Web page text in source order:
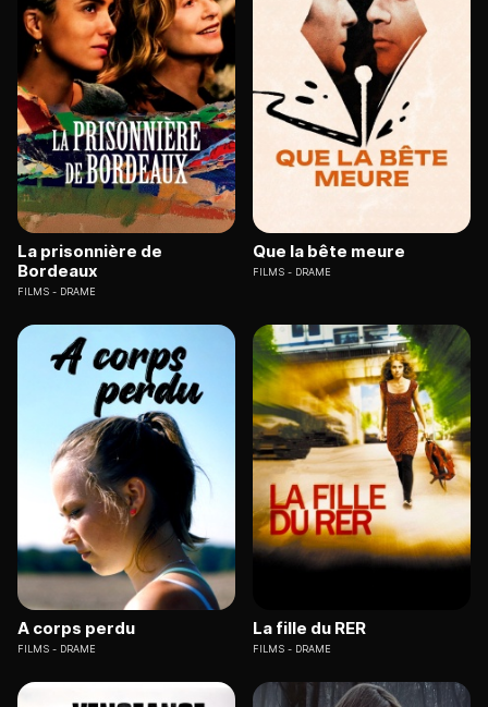
La prisonnière de
Bordeaux
FILMS DRAME
Que la bête meure
FILMS DRAME
A corps perdu
FILMS DRAME
La fille du RER
FILMS DRAME